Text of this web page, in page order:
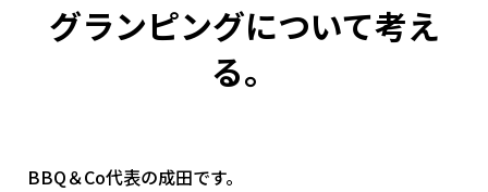
グランピングについて考え
る。
BBQ＆Co代表の成田です。